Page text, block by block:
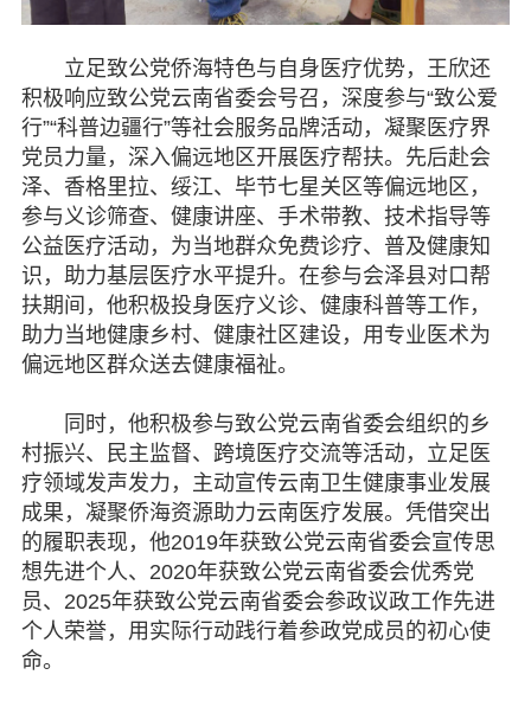
立足致公党侨海特色与自身医疗优势，王欣还
积极响应致公党云南省委会号召，深度参与“致公爱
行”“科普边疆行”等社会服务品牌活动，凝聚医疗界
党员力量，深入偏远地区开展医疗帮扶。先后赴会
泽、香格里拉、绥江、毕节七星关区等偏远地区，
参与义诊筛查、健康讲座、手术带教、技术指导等
公益医疗活动，为当地群众免费诊疗、普及健康知
识，助力基层医疗水平提升。在参与会泽县对口帮
扶期间，他积极投身医疗义诊、健康科普等工作，
助力当地健康乡村、健康社区建设，用专业医术为
偏远地区群众送去健康福祉。
同时，他积极参与致公党云南省委会组织的乡
村振兴、民主监督、跨境医疗交流等活动，立足医
疗领域发声发力，主动宣传云南卫生健康事业发展
成果，凝聚侨海资源助力云南医疗发展。凭借突出
的履职表现，他2019年获致公党云南省委会宣传思
想先进个人、2020年获致公党云南省委会优秀党
员、2025年获致公党云南省委会参政议政工作先进
个人荣誉，用实际行动践行着参政党成员的初心使
命。